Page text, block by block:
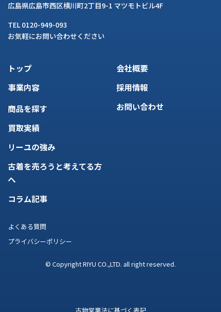
広島県広島市西区横川町2丁目9-1 マツモトビル4F
TEL 0120-949-093
お気軽にお問い合わせください
トップ
事業内容
商品を探す
買取実績
リーユの強み
古着を売ろうと考えてる方
へ
コラム記事
会社概要
採用情報
お問い合わせ
よくある質問
プライバシーポリシー
© Copyright RIYU CO.,LTD. all right reserved.